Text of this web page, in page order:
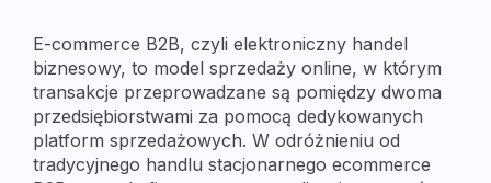
E-commerce B2B, czyli elektroniczny handel
biznesowy, to model sprzedaży online, w którym
transakcje przeprowadzane są pomiędzy dwoma
przedsiębiorstwami za pomocą dedykowanych
platform sprzedażowych. W odróżnieniu od
tradycyjnego handlu stacjonarnego ecommerce